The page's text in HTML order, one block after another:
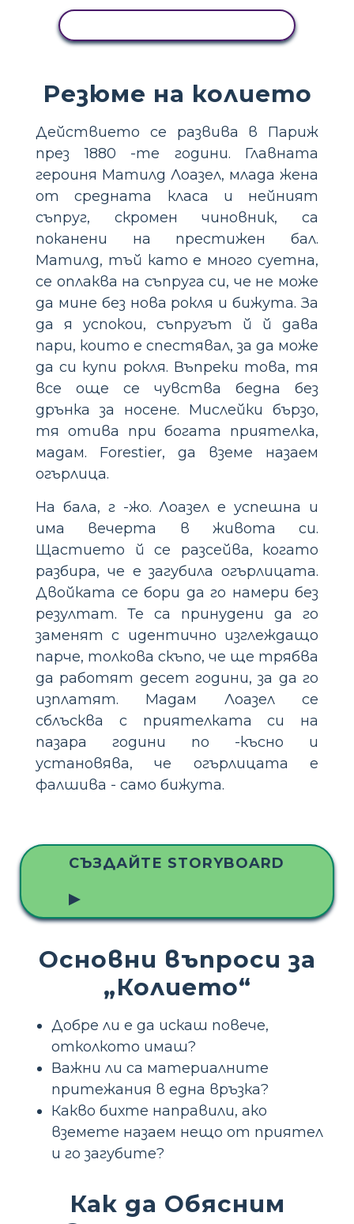
Резюме на колието
Действието се развива в Париж
през 1880 -те години. Главната
героиня Матилд Лоазел, млада жена
от средната класа и нейният
съпруг, скромен чиновник, са
поканени на престижен бал.
Матилд, тъй като е много суетна,
се оплаква на съпруга си, че не може
да мине без нова рокля и бижута. За
да я успокои, съпругът й й дава
пари, които е спестявал, за да може
да си купи рокля. Въпреки това, тя
все още се чувства бедна без
дрънка за носене. Мислейки бързо,
тя отива при богата приятелка,
мадам. Forestier, да вземе назаем
огърлица.
На бала, г -жо. Лоазел е успешна и
има вечерта в живота си.
Щастието й се разсейва, когато
разбира, че е загубила огърлицата.
Двойката се бори да го намери без
резултат. Те са принудени да го
заменят с идентично изглеждащо
парче, толкова скъпо, че ще трябва
да работят десет години, за да го
изплатят. Мадам Лоазел се
сблъсква с приятелката си на
пазара години по -късно и
установява, че огърлицата е
фалшива - само бижута.
СЪЗДАЙТЕ STORYBOARD
▶
Основни въпроси за
„Колието“
Добре ли е да искаш повече,
отколкото имаш?
Важни ли са материалните
притежания в една връзка?
Какво бихте направили, ако
вземете назаем нещо от приятел
и го загубите?
Как да Обясним